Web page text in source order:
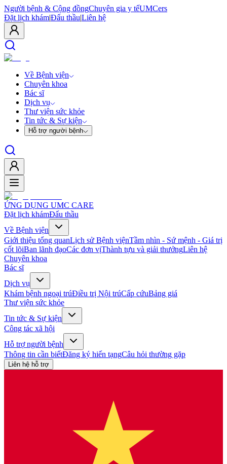
Người bệnh & Cộng đồngChuyên gia y tếUMCers
Đặt lịch khám|Đấu thầu|Liên hệ
Về Bệnh viện
Chuyên khoa
Bác sĩ
Dịch vụ
Thư viện sức khỏe
Tin tức & Sự kiện
Hỗ trợ người bệnh
ỨNG DỤNG UMC CARE
Đặt lịch khámĐấu thầu
Về Bệnh viện
Giới thiệu tổng quanLịch sử Bệnh việnTầm nhìn - Sứ mệnh - Giá trị
cốt lõiBan lãnh đạoCác đơn vịThành tựu và giải thưởngLiên hệ
Chuyên khoa
Bác sĩ
Dịch vụ
Khám bệnh ngoại trúĐiều trị Nội trúCấp cứuBảng giá
Thư viện sức khỏe
Tin tức & Sự kiện
Công tác xã hội
Hỗ trợ người bệnh
Thông tin cần biếtĐăng ký hiến tạngCâu hỏi thường gặp
Liên hệ hỗ trợ